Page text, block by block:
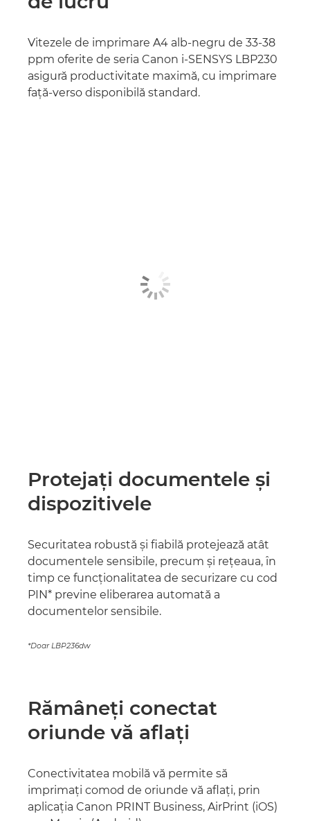
Vitezele de imprimare A4 alb-negru de 33-38
ppm oferite de seria Canon i-SENSYS LBP230
asigură productivitate maximă, cu imprimare
faţă-verso disponibilă standard.
Protejaţi documentele şi
dispozitivele
Securitatea robustă şi fiabilă protejează atât
documentele sensibile, precum şi reţeaua, în
timp ce funcţionalitatea de securizare cu cod
PIN* previne eliberarea automată a
documentelor sensibile.
*Doar LBP236dw
Rămâneţi conectat
oriunde vă aflaţi
Conectivitatea mobilă vă permite să
imprimaţi comod de oriunde vă aflaţi, prin
aplicaţia Canon PRINT Business, AirPrint (iOS)